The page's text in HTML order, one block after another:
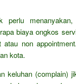
perlu
biaya ongkos
atau non
kota.
keluhan (complain)